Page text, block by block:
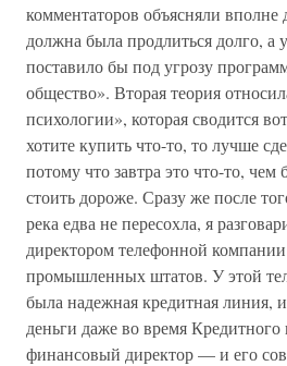
комментаторов объясняли
должна была продлиться долго, а
поставило бы под угрозу
общество». Вторая теория
психологии», которая сводится
хотите купить что-то, то лучше
потому что завтра это что-то,
стоить дороже. Сразу же после
река едва не пересохла, я
директором телефонной
промышленных штатов. У этой
была надежная кредитная линия,
деньги даже во время Кредитного
финансовый директор — и его